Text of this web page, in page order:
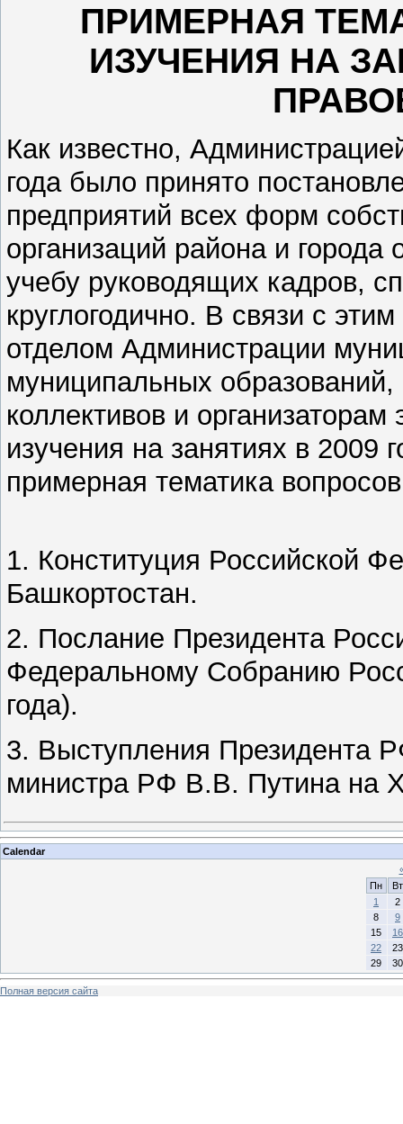
ПРИМЕРНАЯ
ИЗУЧЕНИЯ НА
Как известно,
года было принято
предприятий всех форм
организаций района и города
учебу руководящих кадров,
круглогодично. В связи с
отделом Администрации
муниципальных
коллективов и
изучения на занятиях в 2009
примерная тематика
1. Конституция Российской
Башкортостан.
2. Послание Президента
Федеральному Собранию
года).
3. Выступления Президента
министра РФ В.В. Путина на
Calendar
Пн
Вт
1
2
8
9
15
16
22
23
29
30
Полная версия сайта